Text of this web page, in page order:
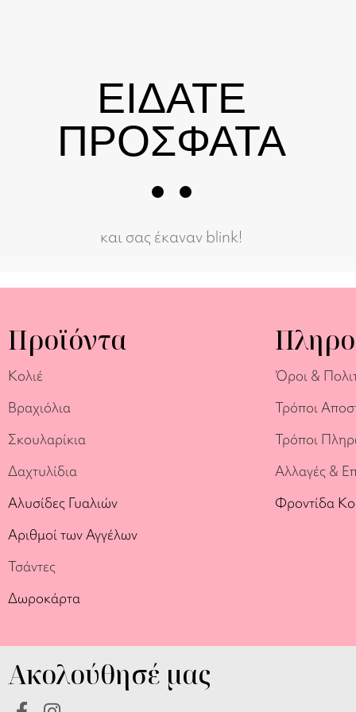
ΕΙΔΑΤΕ
ΠΡΟΣΦΑΤΑ
και σας έκαναν blink!
Προϊόντα
Κολιέ
Βραχιόλια
Σκουλαρίκια
Δαχτυλίδια
Αλυσίδες Γυαλιών
Αριθμοί των Αγγέλων
Τσάντες
Δωροκάρτα
Όροι &
Τρόποι
Τρόποι
Αλλαγές &
Φροντίδα
Ακολούθησέ μας